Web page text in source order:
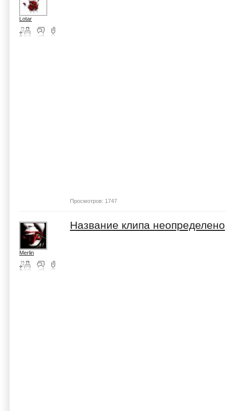
Lotar
Просмотров: 1747
Merlin
Название клипа неопределено